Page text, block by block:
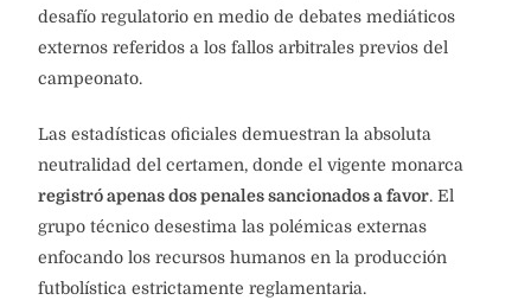
desafío regulatorio en medio de debates mediáticos
externos referidos a los fallos arbitrales previos del
campeonato.
Las estadísticas oficiales demuestran la absoluta
neutralidad del certamen, donde el vigente monarca
registró apenas dos penales sancionados a favor. El
grupo técnico desestima las polémicas externas
enfocando los recursos humanos en la producción
futbolística estrictamente reglamentaria.